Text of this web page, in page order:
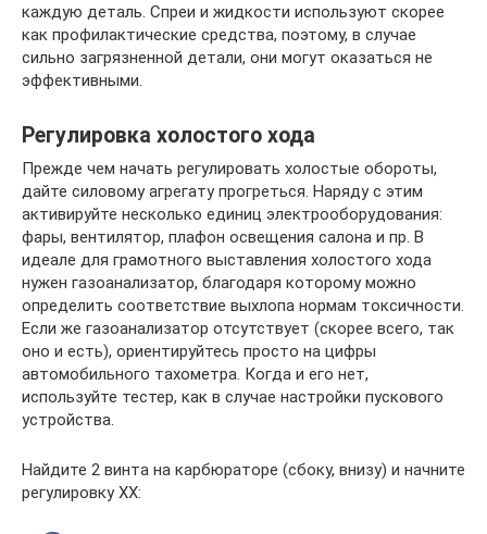
каждую деталь. Спреи и жидкости используют скорее
как профилактические средства, поэтому, в случае
сильно загрязненной детали, они могут оказаться не
эффективными.
Регулировка холостого хода
Прежде чем начать регулировать холостые обороты,
дайте силовому агрегату прогреться. Наряду с этим
активируйте несколько единиц электрооборудования:
фары, вентилятор, плафон освещения салона и пр. В
идеале для грамотного выставления холостого хода
нужен газоанализатор, благодаря которому можно
определить соответствие выхлопа нормам токсичности.
Если же газоанализатор отсутствует (скорее всего, так
оно и есть), ориентируйтесь просто на цифры
автомобильного тахометра. Когда и его нет,
используйте тестер, как в случае настройки пускового
устройства.
Найдите 2 винта на карбюраторе (сбоку, внизу) и начните
регулировку ХХ: